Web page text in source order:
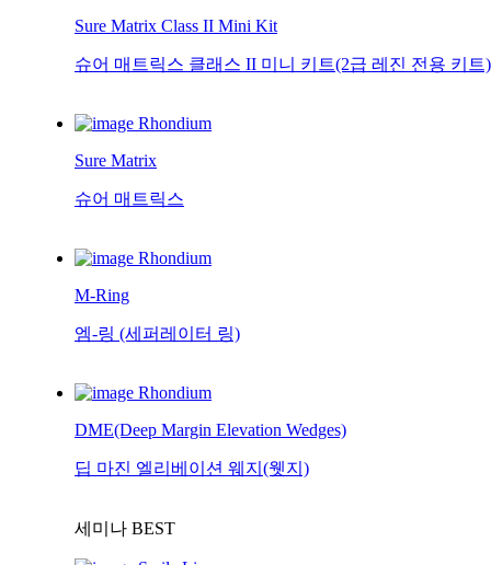
Sure Matrix Class II Mini Kit
슈어 매트릭스 클래스 II 미니 키트(2급 레진 전용 키트)
Rhondium
Sure Matrix
슈어 매트릭스
Rhondium
M-Ring
엠-링 (세퍼레이터 링)
Rhondium
DME(Deep Margin Elevation Wedges)
딥 마진 엘리베이션 웨지(웻지)
세미나 BEST